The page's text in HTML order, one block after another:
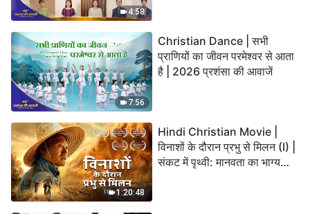
4:58
7:56
Christian Dance | सभी
प्राणियों का जीवन परमेश्वर से आता
है | 2026 प्रशंसा की आवाजें
1:20:48
Hindi Christian Movie |
विनाशों के दौरान प्रभु से मिलन (I) |
संकट में पृथ्वी: मानवता का भाग्य